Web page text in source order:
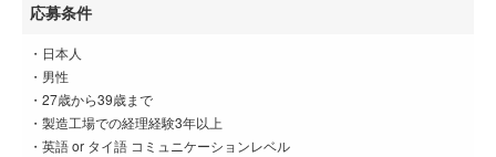
応募条件
・日本人
・男性
・27歳から39歳まで
・製造工場での経理経験3年以上
・英語 or タイ語 コミュニケーションレベル